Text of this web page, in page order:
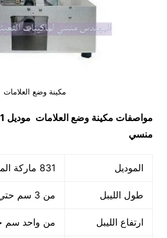
مكينة وضع العلامات
مواصفات مكينة وضع العلامات
منسي
الموديل 831 ماركة المهندس منسي
طول الليبل من 3 سم حتي 40 سم
ارتفاع الليبل من واحد سم حتي